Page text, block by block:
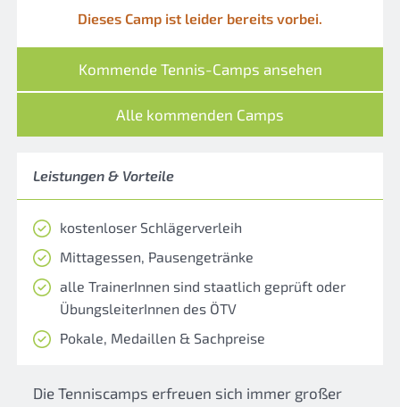
Dieses Camp ist leider bereits vorbei.
Kommende Tennis-Camps ansehen
Alle kommenden Camps
Leistungen & Vorteile
kostenloser Schlägerverleih
Mittagessen, Pausengetränke
alle TrainerInnen sind staatlich geprüft oder
ÜbungsleiterInnen des ÖTV
Pokale, Medaillen & Sachpreise
Die Tenniscamps erfreuen sich immer großer